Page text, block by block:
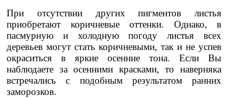
При отсутствии других пигментов листья
приобретают коричневые оттенки. Однако, в
пасмурную и холодную погоду листья всех
деревьев могут стать коричневыми, так и не успев
окраситься в яркие осенние тона. Если Вы
наблюдаете за осенними красками, то наверняка
встречались с подобным результатом ранних
заморозков.